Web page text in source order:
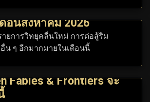
อนสิงหาคม 2026
ายการวิทยุคลื่นใหม่ การต่อสู้ริม
น ๆ อีกมากมายในเดือนนี้
Fables & Frontiers จะ